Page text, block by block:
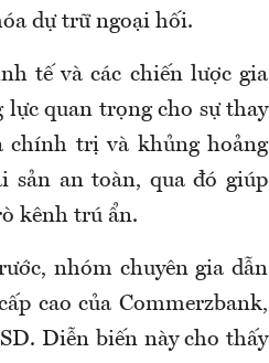
dự trữ ngoại hối.
tế và các chiến lược gia
quan trọng cho sự thay
chính trị và khủng hoảng
sản an toàn, qua đó giúp
kênh trú ẩn.
nhóm chuyên gia dẫn
cao của Commerzbank,
Diễn biến này cho thấy